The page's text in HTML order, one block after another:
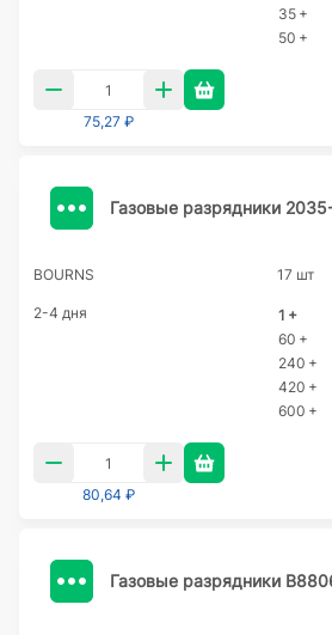
35 +
50 +
75,27 ₽
Газовые разрядники
BOURNS 17 шт
2-4 дня 1 +
60 +
240 +
420 +
600 +
80,64 ₽
Газовые разрядники